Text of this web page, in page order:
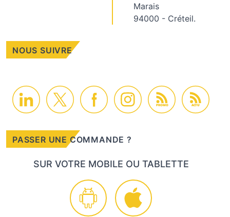
Marais
94000 - Créteil.
NOUS SUIVRE
PROMO ACTU
PASSER UNE COMMANDE ?
SUR VOTRE MOBILE OU TABLETTE